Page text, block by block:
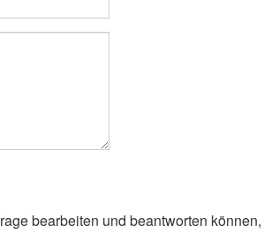
bearbeiten und beantworten